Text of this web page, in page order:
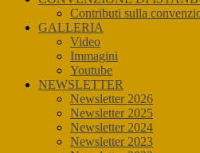
Contributi sulla
GALLERIA
Video
Immagini
Youtube
NEWSLETTER
Newsletter 2026
Newsletter 2025
Newsletter 2024
Newsletter 2023